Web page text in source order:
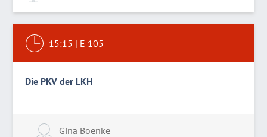
15:15 | E 105
Die PKV der LKH
Gina Boenke